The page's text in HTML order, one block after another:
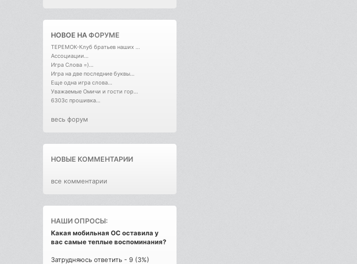
НОВОЕ НАФОРУМЕ
ТЕРЕМОК-Клуб братьев наших ...
Ассоциации...
Игра Слова =)...
Игра на две последние буквы...
Еще одна игра слова...
Уважаемые Омичи и гости гор...
6303с прошивка...
весь форум
НОВЫЕ КОММЕНТАРИИ
все комментарии
НАШИ ОПРОСЫ:
Какая мобильная ОС оставила у
вас самые теплые воспоминания?
Затрудняюсь ответить - 9 (3%)